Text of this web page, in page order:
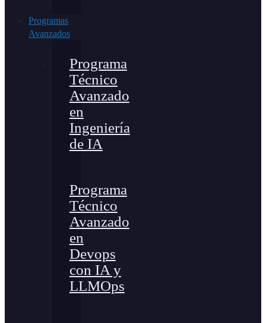
Programas
Avanzados
Programa
Técnico
Avanzado
en
Ingeniería
de IA
Programa
Técnico
Avanzado
en
Devops
con IA y
LLMOps